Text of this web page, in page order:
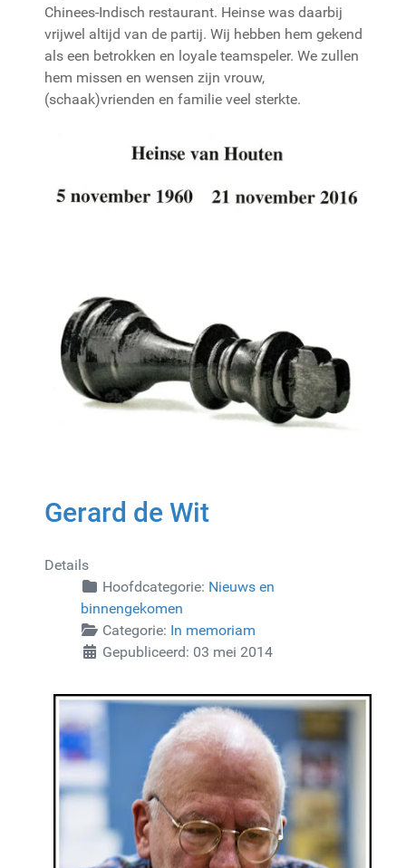
Chinees-Indisch restaurant. Heinse was daarbij
vrijwel altijd van de partij. Wij hebben hem gekend
als een betrokken en loyale teamspeler. We zullen
hem missen en wensen zijn vrouw,
(schaak)vrienden en familie veel sterkte.
Gerard de Wit
Details
Hoofdcategorie: Nieuws en
binnengekomen
Categorie: In memoriam
Gepubliceerd: 03 mei 2014